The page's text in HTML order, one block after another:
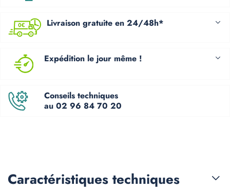
Livraison gratuite en 24/48h*
Expédition le jour même !
Conseils techniques
au 02 96 84 70 20
Caractéristiques techniques